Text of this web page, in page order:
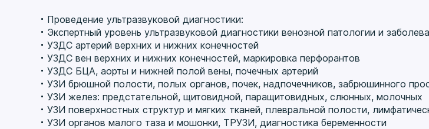
неотъемлемой ее частью постоянное
уверена, что задача доктора не только в правильной
наладить диалог с пациентом, предоставить ему
и мотивировать заботиться о своем здоровье. Именно
медицине. Всегда рада помочь вам и жду на приеме!"
Проведение ультразвуковой диагностики:
Экспертный уровень ультразвуковой диагностики венозной патологии и
УЗДС артерий верхних и нижних конечностей
УЗДС вен верхних и нижних конечностей, маркировка перфорантов
УЗДС БЦА, аорты и нижней полой вены, почечных артерий
УЗИ брюшной полости, полых органов, почек, надпочечников, забрюшинного
УЗИ желез: предстательной, щитовидной, паращитовидных, слюнных, молочных
УЗИ поверхностных структур и мягких тканей, плевральной полости,
УЗИ органов малого таза и мошонки, ТРУЗИ, диагностика беременности